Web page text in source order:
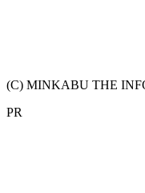
(C) MINKABU THE
PR